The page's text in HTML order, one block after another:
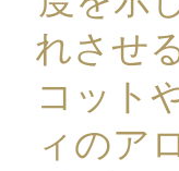
れさせ
コット
ィのア